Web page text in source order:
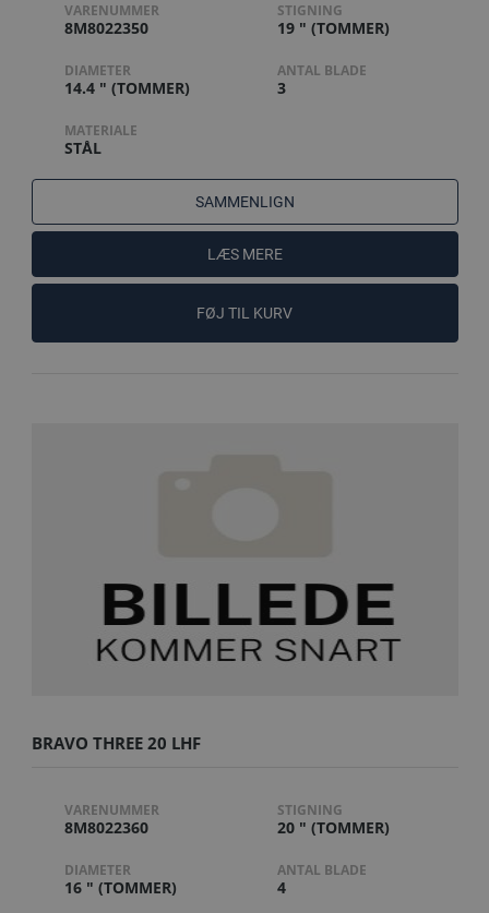
VARENUMMER
8M8022350
STIGNING
19 " (TOMMER)
DIAMETER
14.4 " (TOMMER)
ANTAL BLADE
3
MATERIALE
STÅL
SAMMENLIGN
LÆS MERE
FØJ TIL KURV
BRAVO THREE 20 LHF
VARENUMMER
8M8022360
STIGNING
20 " (TOMMER)
DIAMETER
16 " (TOMMER)
ANTAL BLADE
4